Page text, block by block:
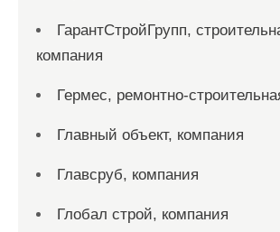
ГарантСтройГрупп,
компания
Гермес, ремонтно-
Главный объект, компания
Главсруб, компания
Глобал строй, компания